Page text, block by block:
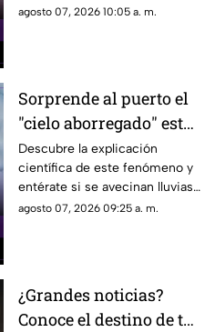
una malformación congénita.
agosto 07, 2026 10:05 a. m.
Sorprende al puerto el
"cielo aborregado" este
viernes: ¿Qué nos
espera en el clima?
Descubre la explicación
científica de este fenómeno y
entérate si se avecinan lluvias
o buen tiempo.
agosto 07, 2026 09:25 a. m.
¿Grandes noticias?
Conoce el destino de tu